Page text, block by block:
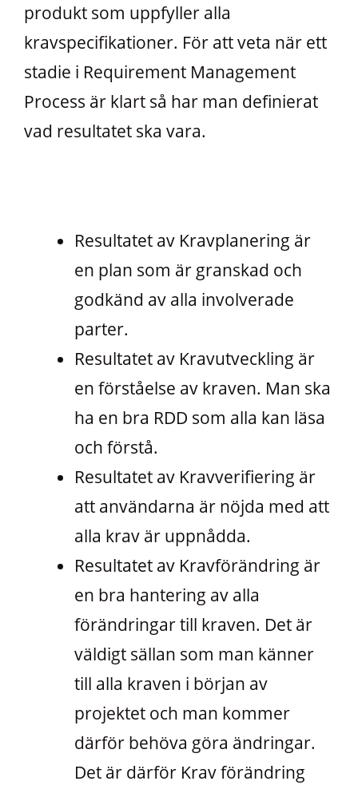
produkt som uppfyller alla
kravspecifikationer. För att veta när ett
stadie i Requirement Management
Process är klart så har man definierat
vad resultatet ska vara.
Resultatet av Kravplanering är
en plan som är granskad och
godkänd av alla involverade
parter.
Resultatet av Kravutveckling är
en förståelse av kraven. Man ska
ha en bra RDD som alla kan läsa
och förstå.
Resultatet av Kravverifiering är
att användarna är nöjda med att
alla krav är uppnådda.
Resultatet av Kravförändring är
en bra hantering av alla
förändringar till kraven. Det är
väldigt sällan som man känner
till alla kraven i början av
projektet och man kommer
därför behöva göra ändringar.
Det är därför Krav förändring